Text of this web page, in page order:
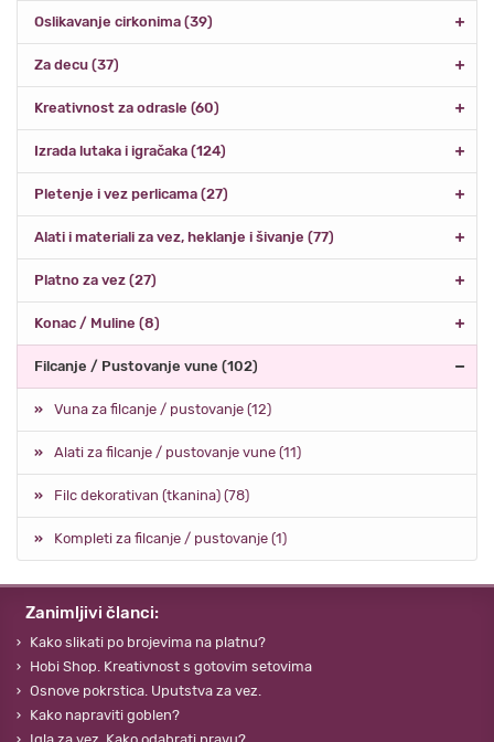
Oslikavanje cirkonima (39)
Za decu (37)
Kreativnost za odrasle (60)
Izrada lutaka i igračaka (124)
Pletenje i vez perlicama (27)
Alati i materiali za vez, heklanje i šivanje (77)
Platno za vez (27)
Konac / Muline (8)
Filcanje / Pustovanje vune (102)
Vuna za filcanje / pustovanje (12)
Alati za filcanje / pustovanje vune (11)
Filc dekorativan (tkanina) (78)
Kompleti za filcanje / pustovanje (1)
Zanimljivi članci:
Kako slikati po brojevima na platnu?
Hobi Shop. Kreativnost s gotovim setovima
Osnove pokrstica. Uputstva za vez.
Kako napraviti goblen?